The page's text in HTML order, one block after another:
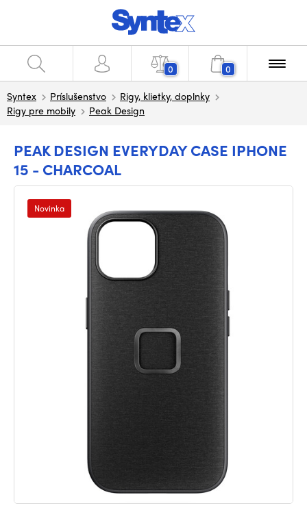
0 0
Syntex Príslušenstvo
Rigy, klietky, doplnky
Rigy pre mobily
Peak Design
PEAK DESIGN EVERYDAY CASE IPHONE
15 - CHARCOAL
Novinka